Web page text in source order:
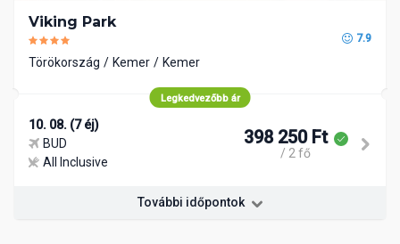
Viking Park
7.9
Törökország Kemer Kemer
Legkedvezőbb ár
10. 08. (7 éj)
BUD
All Inclusive
398 250 Ft
/ 2 fő
További időpontok